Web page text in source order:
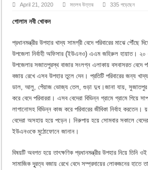
April 21, 2020 মতলব উত্তর 335 পড়েছেন
গোলাম নবী খোকন
প্রধানমন্ত্রীর উপহার খাদ্য সামগ্রী বেদে পরিবারের মাঝে পৌঁছে
উপজেলা নির্বাহী অফিসার (ইউএনও) এএম জহিরুল হায়াত। ২০
উপজেলার সজাতপুরস্থ বাজার সংলগ্ন এলাকায় বসবাসরত বেদে
বজায় রেখে এসব উপহার তুলে দেন। প্রতিটি পরিবারের জন্য
ডাল, আলু, পেঁয়াজ ভোজ্য তেল, গুড়া দুধ।জানা যায়, সুজাতপুর
করে বেদে পরিবাররা। এসব বেদেরা বিভিন্ন গ্রামে গ্রামে গিয়ে
লাগানোসহ বিভিন্ন কাজ করে পরিবারের জীবিকা নির্বাহ
বেদেরা অসহায় হয়ে পড়েন। নিরুপায় হয়ে সোমবার সকালে
ইউএনওকে মুঠোফোনে জানান।
বিষয়টি অবগত হয়ে তাৎক্ষণিক প্রধানমন্ত্রীর উপহার নিয়ে তিনি
সামাজিক দূূরত্ব বজায় রেখে বেদে সম্প্রদায়ের লোকজনের